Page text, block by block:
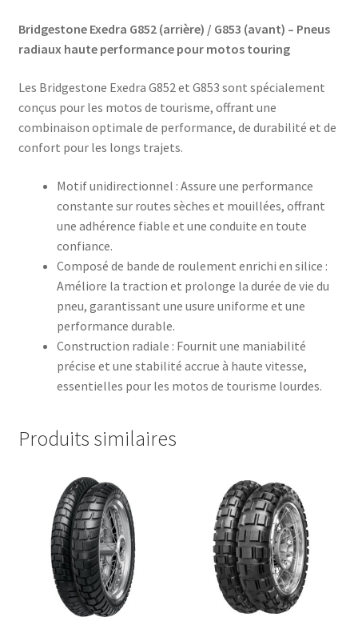
Bridgestone Exedra G852 (arrière) / G853 (avant) – Pneus
radiaux haute performance pour motos touring
Les Bridgestone Exedra G852 et G853 sont spécialement
conçus pour les motos de tourisme, offrant une
combinaison optimale de performance, de durabilité et de
confort pour les longs trajets.​
Motif unidirectionnel : Assure une performance
constante sur routes sèches et mouillées, offrant
une adhérence fiable et une conduite en toute
confiance.​
Composé de bande de roulement enrichi en silice :
Améliore la traction et prolonge la durée de vie du
pneu, garantissant une usure uniforme et une
performance durable.​
Construction radiale : Fournit une maniabilité
précise et une stabilité accrue à haute vitesse,
essentielles pour les motos de tourisme lourdes.​
Produits similaires